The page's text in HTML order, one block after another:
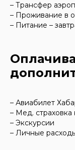
– Трансфер
– Проживание в
– Питание –
– Авиабилет
– Мед.
– Экскурсии
– Личные